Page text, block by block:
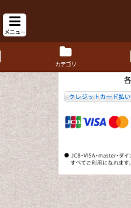
メニュー
カテゴリ